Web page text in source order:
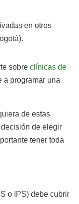
en otros
sobre clínicas de
a programar una
de estas
de elegir
tener toda
o IPS) debe cubrir